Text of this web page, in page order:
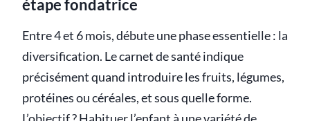
étape fondatrice
Entre 4 et 6 mois, débute une phase essentielle : la
diversification. Le carnet de santé indique
précisément quand introduire les fruits, légumes,
protéines ou céréales, et sous quelle forme.